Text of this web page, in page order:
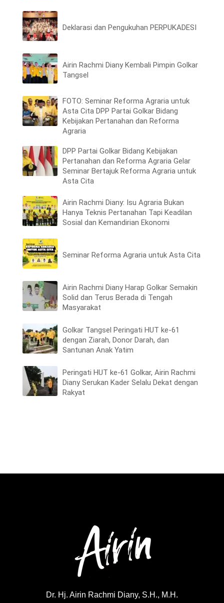
Deklarasi dan Pengukuhan PERPUKADESI
Airin Rachmi Diany Kembali Pimpin Golkar
Tangsel
FOTO: Seminar Reforma Agraria untuk
Asta Cita DPP Partai Golkar Bidang
Kebijakan Pertanahan dan Reforma
Agraria
DPP Partai Golkar Bidang Kebijakan
Pertanahan dan Reforma Agraria Gelar
Seminar Bertajuk Reforma Agraria untuk
Asta Cita
Airin Rachmi Diany: Isu Agraria Bukan
Hanya Teknis Pertanahan Tapi Keadilan
Sosial dan Kemandirian Ekonomi
Seminar Reforma Agraria untuk Asta Cita
Airin Rachmi Diany Harap Golkar Semakin
Solid dan Terus Berada di Tengah
Masyarakat
Golkar Tangsel Peringati HUT ke-61
dengan Ziarah, Donor Darah, dan
Santunan Anak Yatim
Peringati HUT ke-61 Golkar, Airin Rachmi
Diany Serukan Kader Selalu Dekat dengan
Rakyat
Dr. Hj. Airin Rachmi Diany, S.H., M.H.